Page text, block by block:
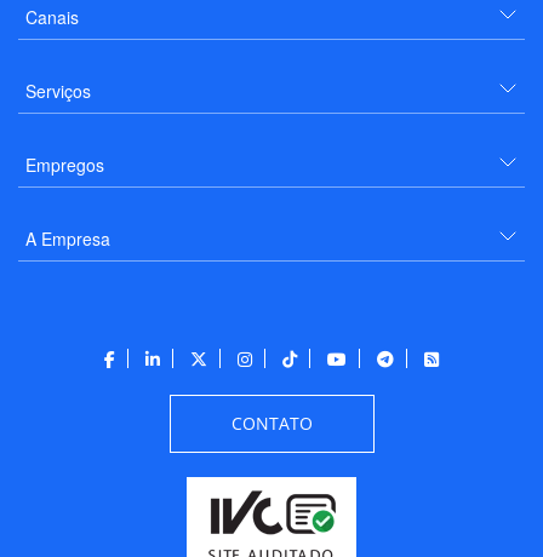
Canais
Serviços
Empregos
A Empresa
CONTATO